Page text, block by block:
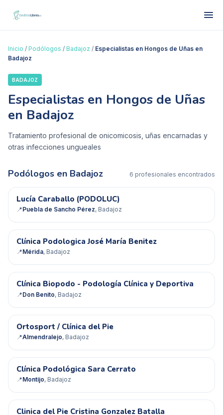
Inicio / Podólogos / Badajoz / Especialistas en Hongos de Uñas en
Badajoz
BADAJOZ
Especialistas en Hongos de Uñas
en Badajoz
Tratamiento profesional de onicomicosis, uñas encarnadas y
otras infecciones ungueales
Podólogos en Badajoz 6 profesionales encontrados
LC
Lucía Caraballo (PODOLUC)
📍Puebla de Sancho Pérez, Badajoz
CP
Clínica Podologica José María Benitez
📍Mérida, Badajoz
CB
Clínica Biopodo - Podología Clínica y Deportiva
📍Don Benito, Badajoz
O/
Ortosport / Clínica del Pie
📍Almendralejo, Badajoz
CP
Clínica Podológica Sara Cerrato
📍Montijo, Badajoz
Clinica del Pie Cristina Gonzalez Batalla